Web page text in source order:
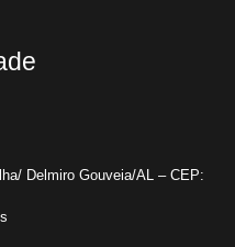
Delmiro Gouveia/AL – CEP: